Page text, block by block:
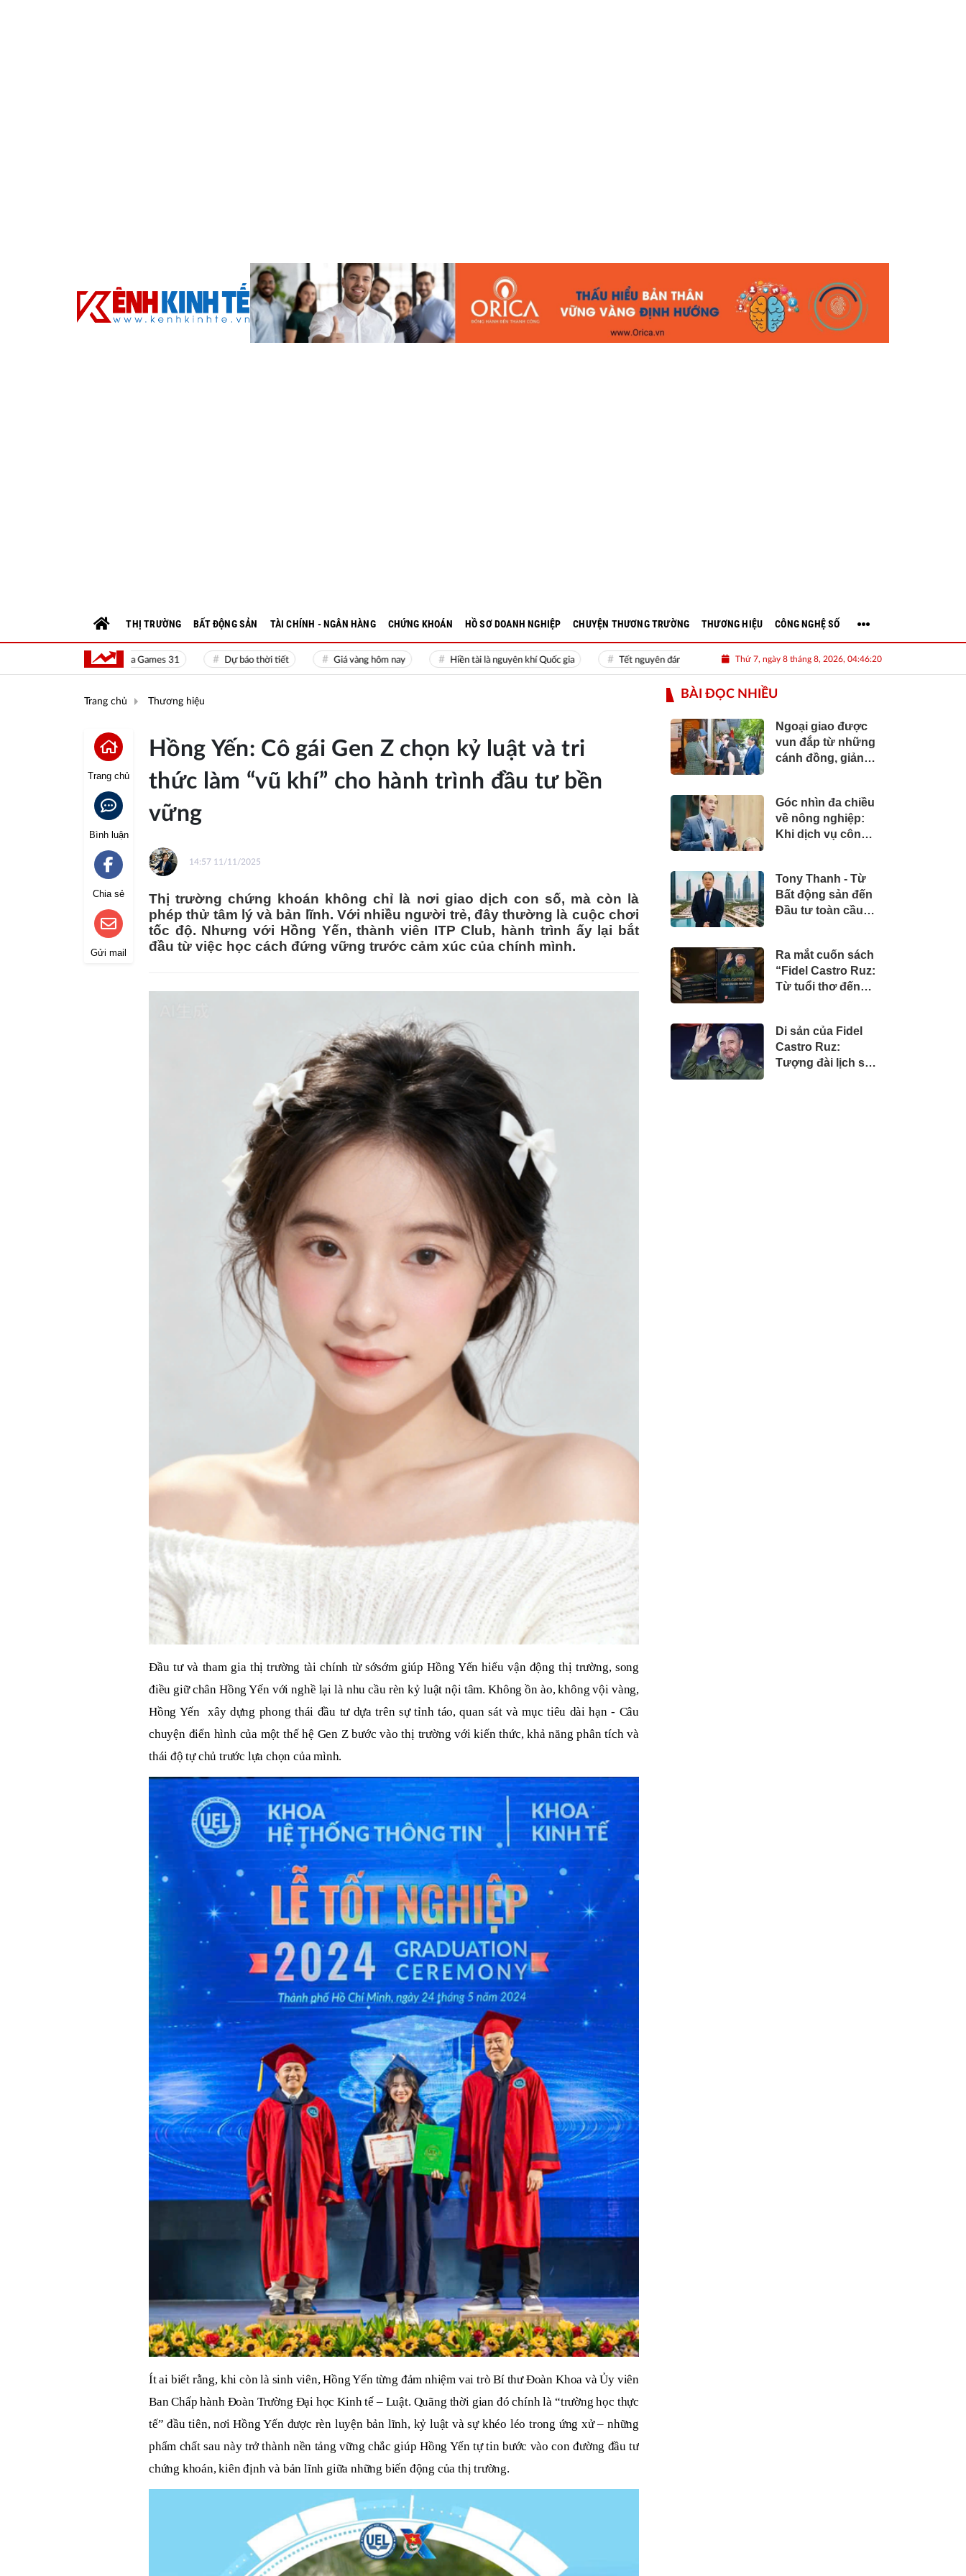
Sea Games 31 Dự báo thời tiết Giá vàng hôm nay Hiền tài là nguyên khí Quốc gia Tết nguyên đán Nhâm Dần 2022 Nguồn nhân lực Việt
Thứ 7, ngày 8 tháng 8, 2026, 04:46:21
THỊ TRƯỜNG BẤT ĐỘNG SẢN TÀI CHÍNH - NGÂN HÀNG CHỨNG KHOÁN HỒ SƠ DOANH NGHIỆP CHUYỆN THƯƠNG TRƯỜNG THƯƠNG HIỆU CÔNG NGHỆ SỐ
Trang chủ Thương hiệu
Trang chủ
Bình luận
Chia sẻ
Gửi mail
Hồng Yến: Cô gái Gen Z chọn kỷ luật và tri
thức làm “vũ khí” cho hành trình đầu tư bền
vững
14:57 11/11/2025
Thị trường chứng khoán không chỉ là nơi giao dịch con số, mà còn là
phép thử tâm lý và bản lĩnh. Với nhiều người trẻ, đây thường là cuộc chơi
tốc độ. Nhưng với Hồng Yến, thành viên ITP Club, hành trình ấy lại bắt
đầu từ việc học cách đứng vững trước cảm xúc của chính mình.
Đầu tư và tham gia thị trường tài chính từ sớsớm giúp Hồng Yến hiểu vận động thị trường, song
điều giữ chân Hồng Yến với nghề lại là nhu cầu rèn kỷ luật nội tâm. Không ồn ào, không vội vàng,
Hồng Yến xây dựng phong thái đầu tư dựa trên sự tỉnh táo, quan sát và mục tiêu dài hạn - Câu
chuyện điển hình của một thế hệ Gen Z bước vào thị trường với kiến thức, khả năng phân tích và
thái độ tự chủ trước lựa chọn của mình.
Ít ai biết rằng, khi còn là sinh viên, Hồng Yến từng đảm nhiệm vai trò Bí thư Đoàn Khoa và Ủy viên
Ban Chấp hành Đoàn Trường Đại học Kinh tế – Luật. Quãng thời gian đó chính là “trường học thực
tế” đầu tiên, nơi Hồng Yến được rèn luyện bản lĩnh, kỷ luật và sự khéo léo trong ứng xử – những
phẩm chất sau này trở thành nền tảng vững chắc giúp Hồng Yến tự tin bước vào con đường đầu tư
chứng khoán, kiên định và bản lĩnh giữa những biến động của thị trường.
BÀI ĐỌC NHIỀU
Ngoại giao được
vun đắp từ những
cánh đồng, giảng
Góc nhìn đa chiều
về nông nghiệp:
Khi dịch vụ công
Tony Thanh - Từ
Bất động sản đến
Đầu tư toàn cầu:
giá trị của một
doanh nhân Việt
tại Úc
Ra mắt cuốn sách
“Fidel Castro Ruz:
Từ tuổi thơ đến
Di sản của Fidel
Castro Ruz:
Tượng đài lịch sử,